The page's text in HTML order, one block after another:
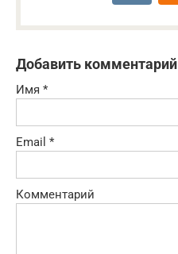
Добавить комментарий
Имя *
Email *
Комментарий